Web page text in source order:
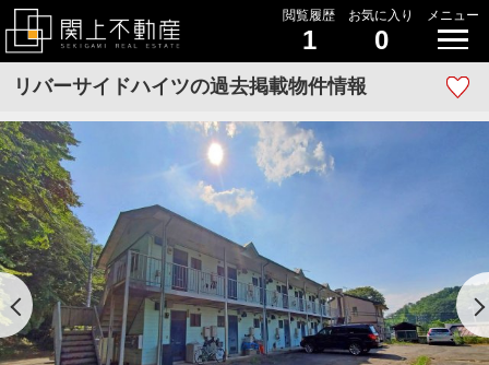
閲覧履歴
1
お気に入り
0
メニュー
リバーサイドハイツの過去掲載物件情報